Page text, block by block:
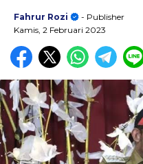
Fahrur Rozi
- Publisher
Kamis, 2 Februari 2023